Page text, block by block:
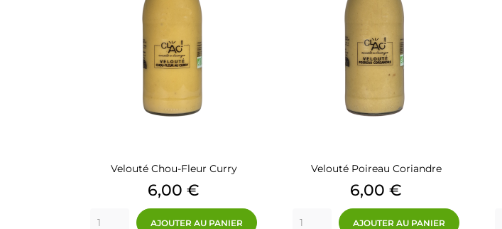
Velouté Chou-Fleur Curry
Prix
6,00 €
AJOUTER AU PANIER
Velouté Poireau Coriandre
Prix
6,00 €
AJOUTER AU PANIER